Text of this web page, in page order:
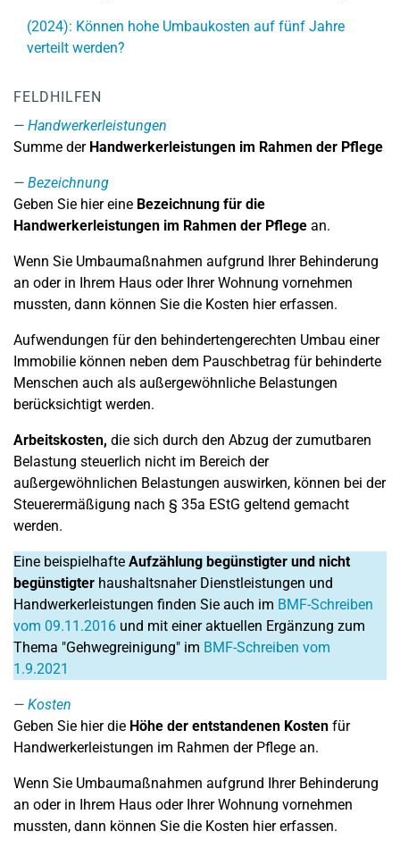
(2024): Können hohe Umbaukosten auf fünf Jahre
verteilt werden?
FELDHILFEN
Handwerkerleistungen
Summe der Handwerkerleistungen im Rahmen der Pflege
Bezeichnung
Geben Sie hier eine Bezeichnung für die
Handwerkerleistungen im Rahmen der Pflege an.
Wenn Sie Umbaumaßnahmen aufgrund Ihrer Behinderung
an oder in Ihrem Haus oder Ihrer Wohnung vornehmen
mussten, dann können Sie die Kosten hier erfassen.
Aufwendungen für den behindertengerechten Umbau einer
Immobilie können neben dem Pauschbetrag für behinderte
Menschen auch als außergewöhnliche Belastungen
berücksichtigt werden.
Arbeitskosten, die sich durch den Abzug der zumutbaren
Belastung steuerlich nicht im Bereich der
außergewöhnlichen Belastungen auswirken, können bei der
Steuerermäßigung nach § 35a EStG geltend gemacht
werden.
Eine beispielhafte Aufzählung begünstigter und nicht
begünstigter haushaltsnaher Dienstleistungen und
Handwerkerleistungen finden Sie auch im BMF-Schreiben
vom 09.11.2016 und mit einer aktuellen Ergänzung zum
Thema "Gehwegreinigung" im BMF-Schreiben vom
1.9.2021
Kosten
Geben Sie hier die Höhe der entstandenen Kosten für
Handwerkerleistungen im Rahmen der Pflege an.
Wenn Sie Umbaumaßnahmen aufgrund Ihrer Behinderung
an oder in Ihrem Haus oder Ihrer Wohnung vornehmen
mussten, dann können Sie die Kosten hier erfassen.